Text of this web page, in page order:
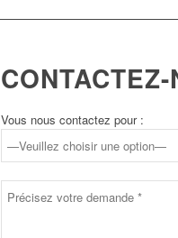
Vous nous contactez pour :